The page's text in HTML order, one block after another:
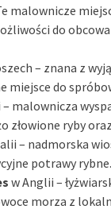
malownicze
do
– znana z
miejsce do
– malownicza
złowione ryby
– nadmorska
potrawy rybne.
w Anglii –
morza z